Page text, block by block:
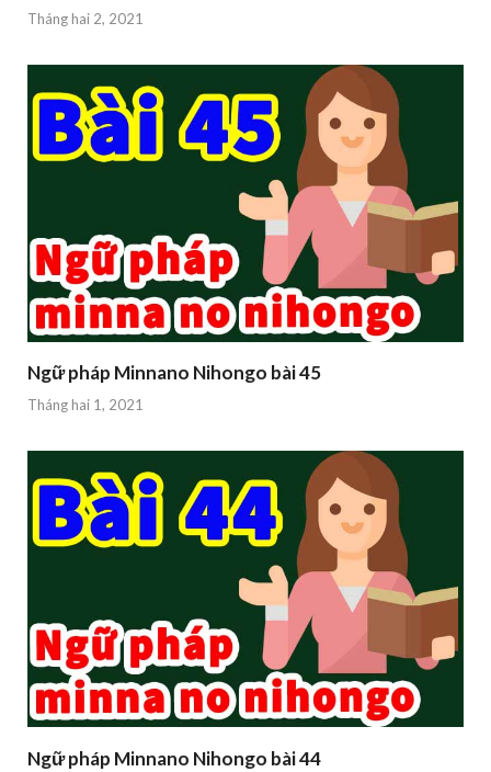
Tháng hai 2, 2021
Ngữ pháp Minnano Nihongo bài 45
Tháng hai 1, 2021
Ngữ pháp Minnano Nihongo bài 44